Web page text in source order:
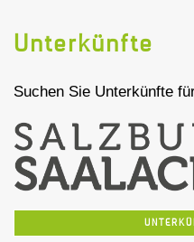
Unterkünfte
Suchen Sie Unterkünfte